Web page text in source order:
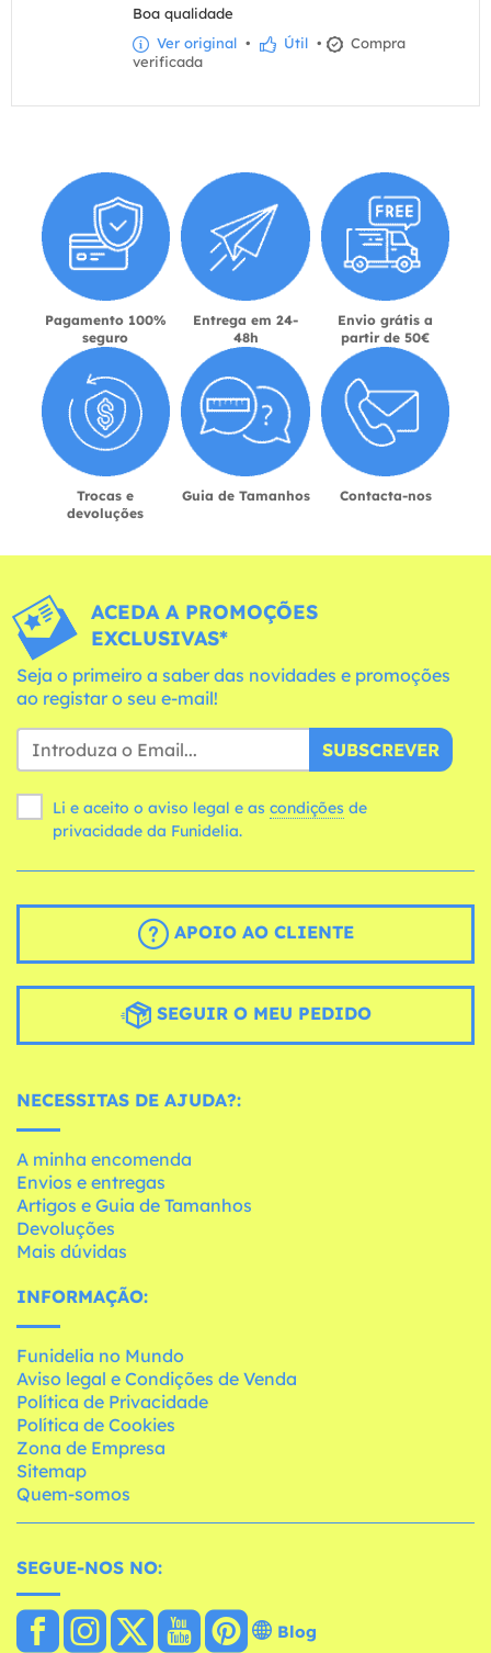
Boa qualidade
Ver original • Útil •
Compra
verificada
Pagamento 100%
seguro
Entrega em 24-
48h
Envio grátis a
partir de 50€
Trocas e
devoluções
Guia de Tamanhos Contacta-nos
ACEDA A PROMOÇÕES
EXCLUSIVAS*
Seja o primeiro a saber das novidades e promoções
ao registar o seu e-mail!
SUBSCREVER
Li e aceito o aviso legal e as condições
privacidade da Funidelia.
APOIO AO CLIENTE
SEGUIR O MEU PEDIDO
NECESSITAS DE AJUDA?:
A minha encomenda
Envios e entregas
Artigos e Guia de Tamanhos
Devoluções
Mais dúvidas
INFORMAÇÃO:
Funidelia no Mundo
Aviso legal e Condições de Venda
Política de Privacidade
Política de Cookies
Zona de Empresa
Sitemap
Quem-somos
SEGUE-NOS NO:
Blog